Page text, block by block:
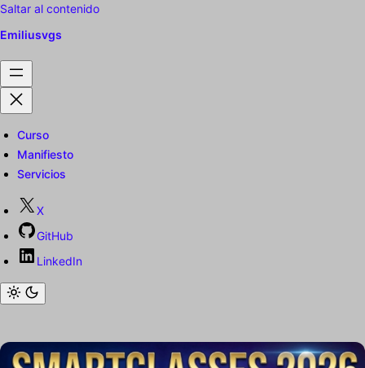
Saltar al contenido
Emiliusvgs
Curso
Manifiesto
Servicios
X
GitHub
LinkedIn